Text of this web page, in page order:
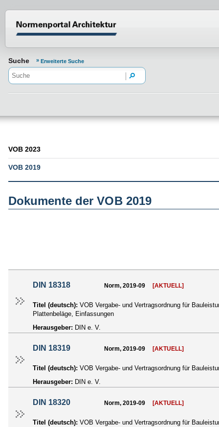
Suche Erweiterte Suche
VOB 2023
VOB 2019
Dokumente der VOB 2019
DIN 18318 Norm, 2019-09 [AKTUELL]
Titel (deutsch): VOB Vergabe- und Vertragsordnung für
Plattenbeläge, Einfassungen
Herausgeber: DIN e. V.
DIN 18319 Norm, 2019-09 [AKTUELL]
Titel (deutsch): VOB Vergabe- und Vertragsordnung für
Herausgeber: DIN e. V.
DIN 18320 Norm, 2019-09 [AKTUELL]
Titel (deutsch): VOB Vergabe- und Vertragsordnung für